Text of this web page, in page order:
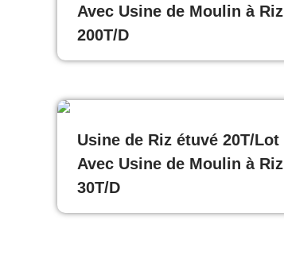
Avec Usine de Moulin à Riz
200T/D
Usine de Riz étuvé 20T/Lot
Avec Usine de Moulin à Riz
30T/D